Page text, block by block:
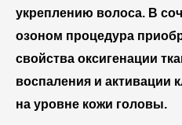
укреплению волоса. В
озоном процедура
свойства оксигенации
воспаления и активации
на уровне кожи головы.